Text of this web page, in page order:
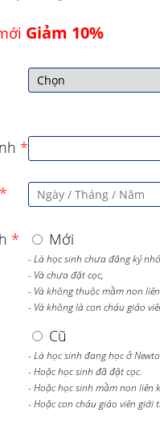
Giảm 10%
*
*
* Mới
- Là học sinh chưa đăng ký
- Và chưa đặt cọc,
- Và không thuộc mầm non
- Và không là con cháu giáo
Cũ
- Là học sinh đang học ở
- Hoặc học sinh đã đặt cọc.
- Hoặc học sinh mầm non liên
- Hoặc con cháu giáo viên giới